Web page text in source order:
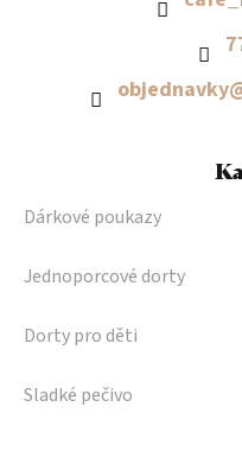
objednavky
Dárkové poukazy
Jednoporcové dorty
Dorty pro děti
Sladké pečivo